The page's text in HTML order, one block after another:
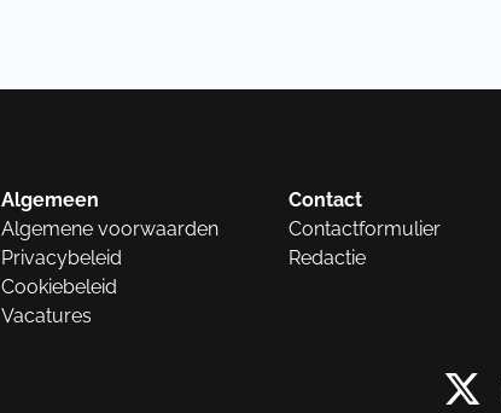
Algemeen
Algemene voorwaarden
Privacybeleid
Cookiebeleid
Vacatures
Contact
Contactformulier
Redactie